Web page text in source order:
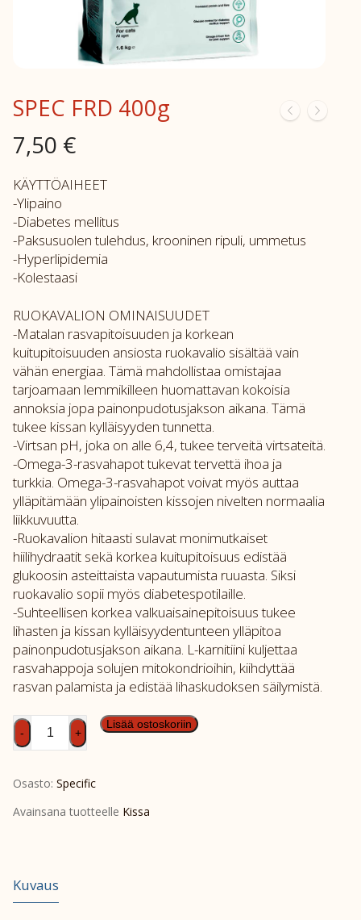
SPEC FRD 400g
7,50 €
KÄYTTÖAIHEET
-Ylipaino
-Diabetes mellitus
-Paksusuolen tulehdus, krooninen ripuli, ummetus
-Hyperlipidemia
-Kolestaasi
RUOKAVALION OMINAISUUDET
-Matalan rasvapitoisuuden ja korkean
kuitupitoisuuden ansiosta ruokavalio sisältää vain
vähän energiaa. Tämä mahdollistaa omistajaa
tarjoamaan lemmikilleen huomattavan kokoisia
annoksia jopa painonpudotusjakson aikana. Tämä
tukee kissan kylläisyyden tunnetta.
-Virtsan pH, joka on alle 6,4, tukee terveitä virtsateitä.
-Omega-3-rasvahapot tukevat tervettä ihoa ja
turkkia. Omega-3-rasvahapot voivat myös auttaa
ylläpitämään ylipainoisten kissojen nivelten normaalia
liikkuvuutta.
-Ruokavalion hitaasti sulavat monimutkaiset
hiilihydraatit sekä korkea kuitupitoisuus edistää
glukoosin asteittaista vapautumista ruuasta. Siksi
ruokavalio sopii myös diabetespotilaille.
-Suhteellisen korkea valkuaisainepitoisuus tukee
lihasten ja kissan kylläisyydentunteen ylläpitoa
painonpudotusjakson aikana. L-karnitiini kuljettaa
rasvahappoja solujen mitokondrioihin, kiihdyttää
rasvan palamista ja edistää lihaskudoksen säilymistä.
SPEC
FRD
määrä
- +
Lisää ostoskoriin
Osasto: Specific
Avainsana tuotteelle Kissa
Kuvaus